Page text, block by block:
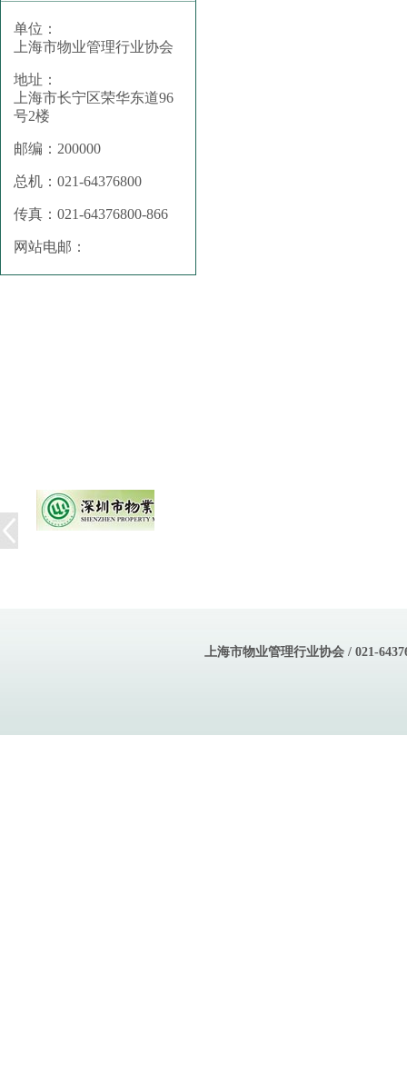
单位：
上海市物业管理行业协会
地址：
上海市长宁区荣华东道96
号2楼
邮编：200000
总机：021-64376800
传真：021-64376800-866
网站电邮：
上海市物业管理行业协会 / 021-